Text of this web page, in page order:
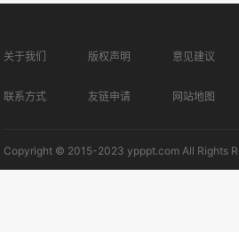
关于我们 版权声明 意见建议
联系方式 友链申请 网站地图
Copyright © 2015-2023 ypppt.com All Rights